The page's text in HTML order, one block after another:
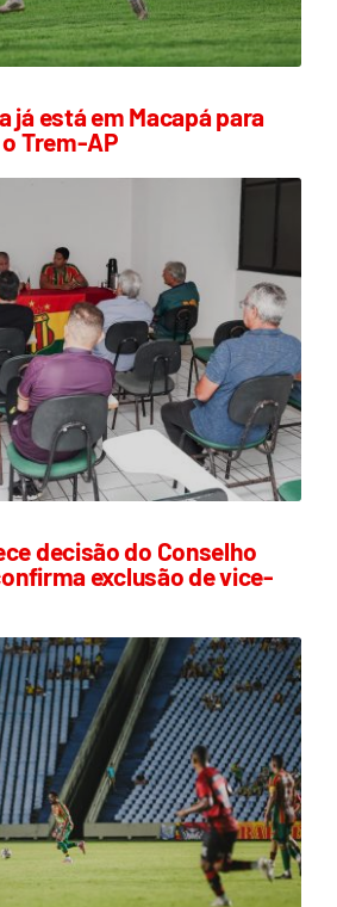
já está em Macapá para
Trem-AP
decisão do Conselho
exclusão de vice-